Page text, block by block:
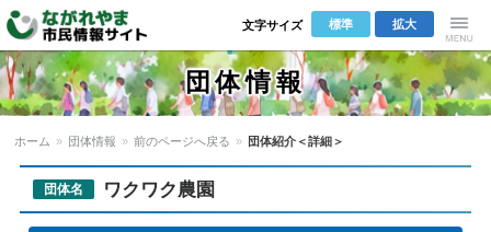
Menu
拡大
標準
文字サイズ
団体情報
ホーム » 団体情報 » 前のページへ戻る » 団体紹介＜詳細＞
団体名 ワクワク農園